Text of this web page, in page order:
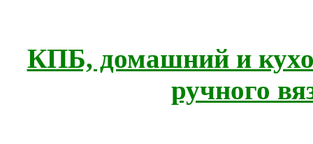
КПБ, домашний и
ручного